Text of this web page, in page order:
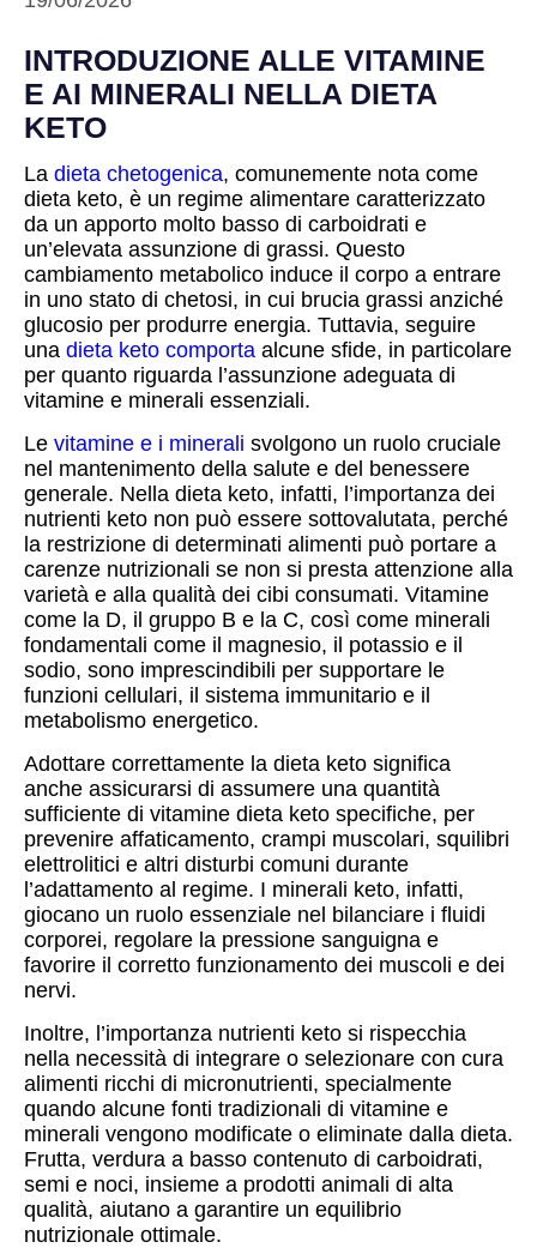
INTRODUZIONE ALLE VITAMINE
E AI MINERALI NELLA DIETA
KETO
La dieta chetogenica, comunemente nota come
dieta keto, è un regime alimentare caratterizzato
da un apporto molto basso di carboidrati e
un’elevata assunzione di grassi. Questo
cambiamento metabolico induce il corpo a entrare
in uno stato di chetosi, in cui brucia grassi anziché
glucosio per produrre energia. Tuttavia, seguire
una dieta keto comporta alcune sfide, in particolare
per quanto riguarda l’assunzione adeguata di
vitamine e minerali essenziali.
Le vitamine e i minerali svolgono un ruolo cruciale
nel mantenimento della salute e del benessere
generale. Nella dieta keto, infatti, l’importanza dei
nutrienti keto non può essere sottovalutata, perché
la restrizione di determinati alimenti può portare a
carenze nutrizionali se non si presta attenzione alla
varietà e alla qualità dei cibi consumati. Vitamine
come la D, il gruppo B e la C, così come minerali
fondamentali come il magnesio, il potassio e il
sodio, sono imprescindibili per supportare le
funzioni cellulari, il sistema immunitario e il
metabolismo energetico.
Adottare correttamente la dieta keto significa
anche assicurarsi di assumere una quantità
sufficiente di vitamine dieta keto specifiche, per
prevenire affaticamento, crampi muscolari, squilibri
elettrolitici e altri disturbi comuni durante
l’adattamento al regime. I minerali keto, infatti,
giocano un ruolo essenziale nel bilanciare i fluidi
corporei, regolare la pressione sanguigna e
favorire il corretto funzionamento dei muscoli e dei
nervi.
Inoltre, l’importanza nutrienti keto si rispecchia
nella necessità di integrare o selezionare con cura
alimenti ricchi di micronutrienti, specialmente
quando alcune fonti tradizionali di vitamine e
minerali vengono modificate o eliminate dalla dieta.
Frutta, verdura a basso contenuto di carboidrati,
semi e noci, insieme a prodotti animali di alta
qualità, aiutano a garantire un equilibrio
nutrizionale ottimale.